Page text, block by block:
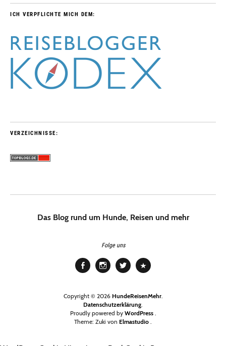
ICH VERPFLICHTE MICH DEM:
VERZEICHNISSE:
Das Blog rund um Hunde, Reisen und mehr
Folge uns
Copyright © 2026 HundeReisenMehr
Datenschutzerklärung
Proudly powered by WordPress
Theme: Zuki von Elmastudio